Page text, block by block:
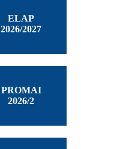
ELAP
2026/2027
PROMAI
2026/2